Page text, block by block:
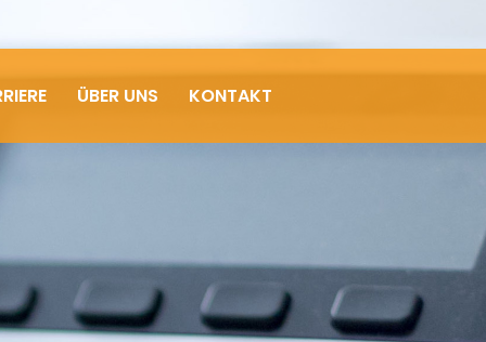
ÜBER UNS KONTAKT